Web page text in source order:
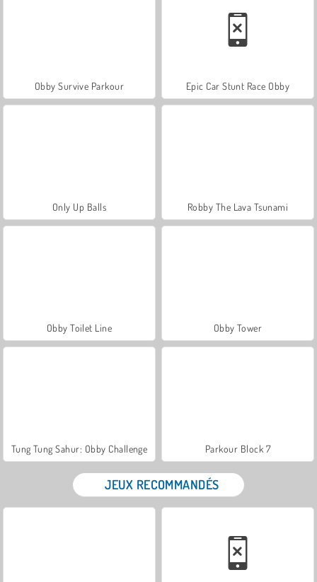
Obby Survive Parkour Epic Car Stunt Race Obby
Only Up Balls Robby The Lava Tsunami
Obby Toilet Line Obby Tower
Tung Tung Sahur: Obby Challenge Parkour Block 7
JEUX RECOMMANDÉS